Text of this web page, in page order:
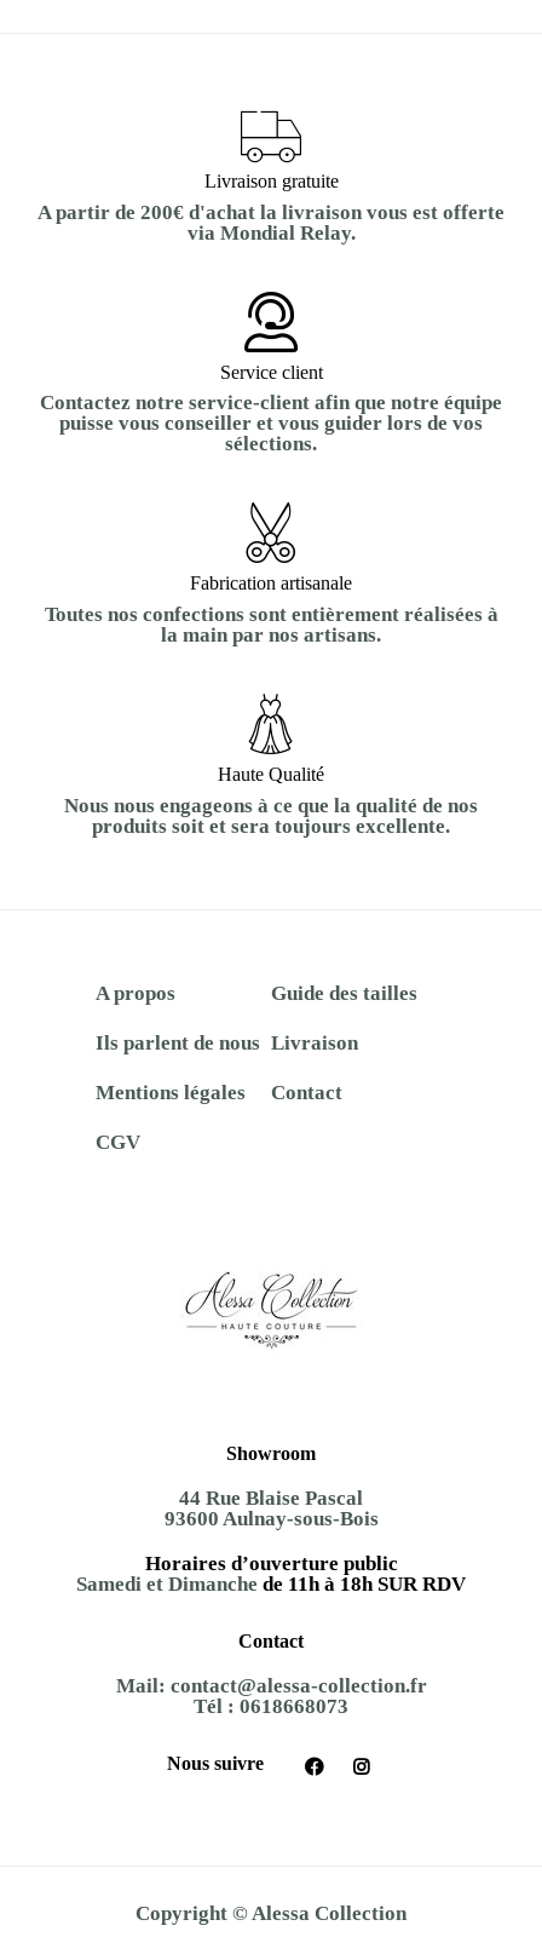
Livraison gratuite
A partir de 200€ d'achat la livraison vous est offerte
via Mondial Relay.
Service client
Contactez notre service-client afin que notre équipe
puisse vous conseiller et vous guider lors de vos
sélections.
Fabrication artisanale
Toutes nos confections sont entièrement réalisées à
la main par nos artisans.
Haute Qualité
Nous nous engageons à ce que la qualité de nos
produits soit et sera toujours excellente.
A propos
Ils parlent de nous
Mentions légales
CGV
Guide des tailles
Livraison
Contact
Showroom
44 Rue Blaise Pascal
93600 Aulnay-sous-Bois
Horaires d’ouverture public
Samedi et Dimanche de 11h à 18h SUR RDV
Contact
Mail: contact@alessa-collection.fr
Tél : 0618668073
Nous suivre
Copyright © Alessa Collection